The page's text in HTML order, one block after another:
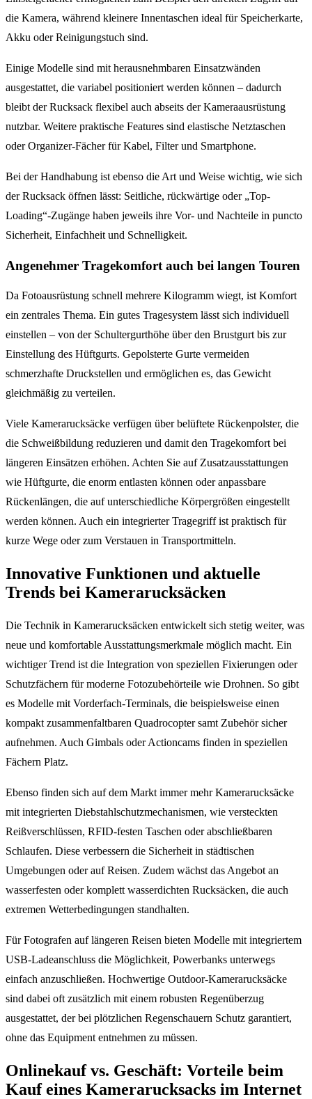
die Kamera, während kleinere Innentaschen ideal für Speicherkarte,
Akku oder Reinigungstuch sind.
Einige Modelle sind mit herausnehmbaren Einsatzwänden
ausgestattet, die variabel positioniert werden können – dadurch
bleibt der Rucksack flexibel auch abseits der Kameraausrüstung
nutzbar. Weitere praktische Features sind elastische Netztaschen
oder Organizer-Fächer für Kabel, Filter und Smartphone.
Bei der Handhabung ist ebenso die Art und Weise wichtig, wie sich
der Rucksack öffnen lässt: Seitliche, rückwärtige oder „Top-
Loading“-Zugänge haben jeweils ihre Vor- und Nachteile in puncto
Sicherheit, Einfachheit und Schnelligkeit.
Angenehmer Tragekomfort auch bei langen Touren
Da Fotoausrüstung schnell mehrere Kilogramm wiegt, ist Komfort
ein zentrales Thema. Ein gutes Tragesystem lässt sich individuell
einstellen – von der Schultergurthöhe über den Brustgurt bis zur
Einstellung des Hüftgurts. Gepolsterte Gurte vermeiden
schmerzhafte Druckstellen und ermöglichen es, das Gewicht
gleichmäßig zu verteilen.
Viele Kamerarucksäcke verfügen über belüftete Rückenpolster, die
die Schweißbildung reduzieren und damit den Tragekomfort bei
längeren Einsätzen erhöhen. Achten Sie auf Zusatzausstattungen
wie Hüftgurte, die enorm entlasten können oder anpassbare
Rückenlängen, die auf unterschiedliche Körpergrößen eingestellt
werden können. Auch ein integrierter Tragegriff ist praktisch für
kurze Wege oder zum Verstauen in Transportmitteln.
Innovative Funktionen und aktuelle
Trends bei Kamerarucksäcken
Die Technik in Kamerarucksäcken entwickelt sich stetig weiter, was
neue und komfortable Ausstattungsmerkmale möglich macht. Ein
wichtiger Trend ist die Integration von speziellen Fixierungen oder
Schutzfächern für moderne Fotozubehörteile wie Drohnen. So gibt
es Modelle mit Vorderfach-Terminals, die beispielsweise einen
kompakt zusammenfaltbaren Quadrocopter samt Zubehör sicher
aufnehmen. Auch Gimbals oder Actioncams finden in speziellen
Fächern Platz.
Ebenso finden sich auf dem Markt immer mehr Kamerarucksäcke
mit integrierten Diebstahlschutzmechanismen, wie versteckten
Reißverschlüssen, RFID-festen Taschen oder abschließbaren
Schlaufen. Diese verbessern die Sicherheit in städtischen
Umgebungen oder auf Reisen. Zudem wächst das Angebot an
wasserfesten oder komplett wasserdichten Rucksäcken, die auch
extremen Wetterbedingungen standhalten.
Für Fotografen auf längeren Reisen bieten Modelle mit integriertem
USB-Ladeanschluss die Möglichkeit, Powerbanks unterwegs
einfach anzuschließen. Hochwertige Outdoor-Kamerarucksäcke
sind dabei oft zusätzlich mit einem robusten Regenüberzug
ausgestattet, der bei plötzlichen Regenschauern Schutz garantiert,
ohne das Equipment entnehmen zu müssen.
Onlinekauf vs. Geschäft: Vorteile beim
Kauf eines Kamerarucksacks im Internet